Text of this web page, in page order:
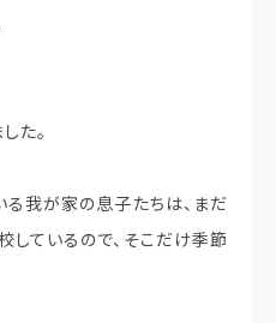
た。
我が家の息子たちは、まだ
ているので、そこだけ季節